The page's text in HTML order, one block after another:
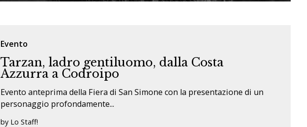
Evento
Tarzan, ladro gentiluomo, dalla Costa
Azzurra a Codroipo
Evento anteprima della Fiera di San Simone con la presentazione di un
personaggio profondamente...
by Lo Staff!